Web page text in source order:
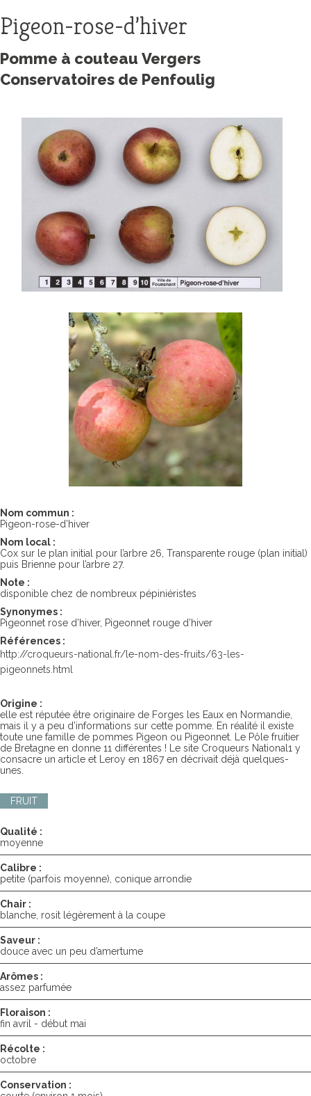
Pigeon-rose-d’hiver
Pomme à couteau Vergers
Conservatoires de Penfoulig
Nom commun :
Pigeon-rose-d’hiver
Nom local :
Cox sur le plan initial pour l’arbre 26, Transparente rouge (plan initial)
puis Brienne pour l’arbre 27.
Note :
disponible chez de nombreux pépiniéristes
Synonymes :
Pigeonnet rose d’hiver, Pigeonnet rouge d’hiver
Références :
http://croqueurs-national.fr/le-nom-des-fruits/63-les-
pigeonnets.html
Origine :
elle est réputée être originaire de Forges les Eaux en Normandie,
mais il y a peu d’informations sur cette pomme. En réalité il existe
toute une famille de pommes Pigeon ou Pigeonnet. Le Pôle fruitier
de Bretagne en donne 11 différentes ! Le site Croqueurs National1 y
consacre un article et Leroy en 1867 en décrivait déjà quelques-
unes.
FRUIT
Qualité :
moyenne
Calibre :
petite (parfois moyenne), conique arrondie
Chair :
blanche, rosit légèrement à la coupe
Saveur :
douce avec un peu d’amertume
Arômes :
assez parfumée
Floraison :
fin avril - début mai
Récolte :
octobre
Conservation :